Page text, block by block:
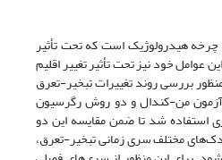
چرخه هیدرولوژیک است که تحت تأثیر
عوامل خود نیز تحت تأثیر تغییر اقلیم
بررسی روند تغییرات تبخیر-تعرق
آزمون من-کندال و دو روش رگرسیون
شد تا ضمن مقایسه این دو
مختلف سری زمانی تبخیر-تعرق،